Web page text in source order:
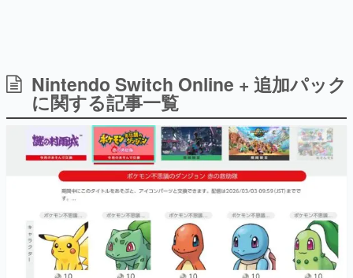
日本のコンテンツ産業やカルチャーに与えた影響を探る企
画です。
日本モバイルゲーム産業史
日本のモバイルゲーム史における主要なトピック・タイト
ルを網羅するほか、開発者へのインタビューや識者による
解説を掲載。約20年の歴史が一望できる決定版！
若ゲのいたり〜ゲームクリエイターの青春〜
『うつヌケ』『ペンと箸』等で知られるマンガ家・田中圭
なんでゲームは面白い？
ゲーム開発者・hamatsu氏がゲームの魅力を画面や操作の
具体的な形から解き明かしていく、硬派で骨太な評論連載
Nintendo Switch Online + 追加パック
に関する記事一覧